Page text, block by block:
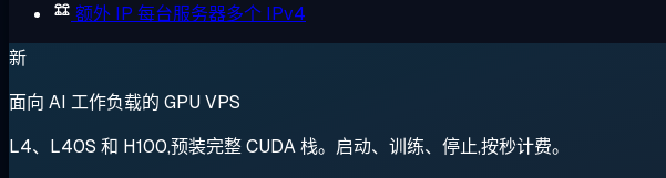
额外 IP 每台服务器多个 IPv4
新
面向 AI 工作负载的 GPU VPS
L4、L40S 和 H100,预装完整 CUDA 栈。启动、训练、停止,按秒计费。